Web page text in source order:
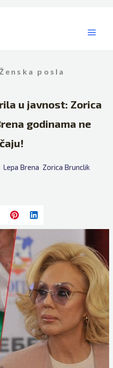
posla
u javnost: Zorica
godinama ne
Lepa Brena Zorica Brunclik